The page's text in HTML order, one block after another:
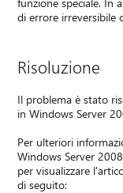
di errore irreversibile
Risoluzione
Il problema è stato
in Windows Server
Per ulteriori
Windows Server
per visualizzare
di seguito: